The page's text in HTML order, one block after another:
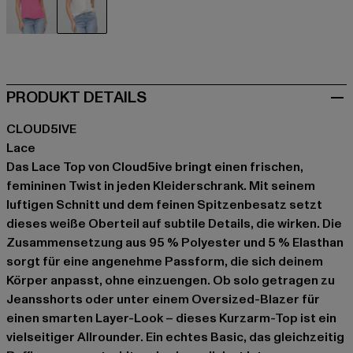
PRODUKT DETAILS
CLOUD5IVE
Lace
Das Lace Top von Cloud5ive bringt einen frischen,
femininen Twist in jeden Kleiderschrank. Mit seinem
luftigen Schnitt und dem feinen Spitzenbesatz setzt
dieses weiße Oberteil auf subtile Details, die wirken. Die
Zusammensetzung aus 95 % Polyester und 5 % Elasthan
sorgt für eine angenehme Passform, die sich deinem
Körper anpasst, ohne einzuengen. Ob solo getragen zu
Jeansshorts oder unter einem Oversized-Blazer für
einen smarten Layer-Look – dieses Kurzarm-Top ist ein
vielseitiger Allrounder. Ein echtes Basic, das gleichzeitig